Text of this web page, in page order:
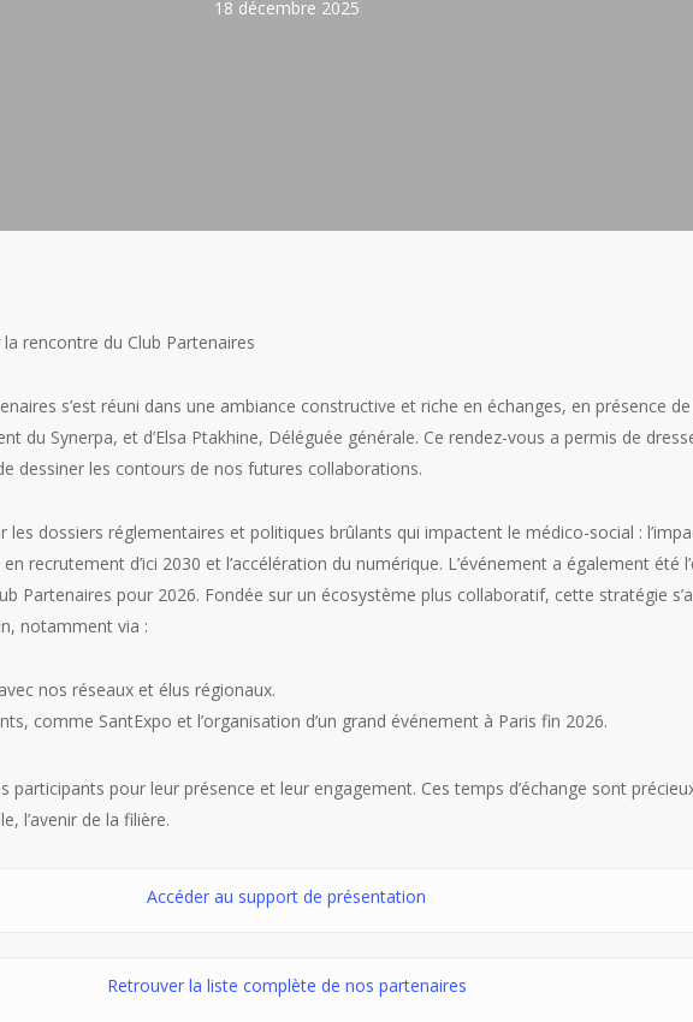
18 décembre 2025
rencontre du Club Partenaires
s’est réuni dans une ambiance constructive et riche en échanges, en présence de
du Synerpa, et d’Elsa Ptakhine, Déléguée générale. Ce rendez-vous a permis de
dessiner les contours de nos futures collaborations.
dossiers réglementaires et politiques brûlants qui impactent le médico-social :
recrutement d’ici 2030 et l’accélération du numérique. L’événement a également été
Partenaires pour 2026. Fondée sur un écosystème plus collaboratif, cette stratégie
notamment via :
nos réseaux et élus régionaux.
comme SantExpo et l’organisation d’un grand événement à Paris fin 2026.
participants pour leur présence et leur engagement. Ces temps d’échange sont
l’avenir de la filière.
Accéder au support de présentation
Retrouver la liste complète de nos partenaires